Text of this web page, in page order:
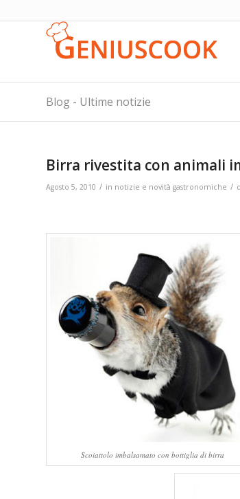
Blog - Ultime notizie
Birra rivestita con animali
Agosto 5, 2010 / in notizie e novità gastronomiche /
Scoiattolo imbalsamato con bottiglia di birra